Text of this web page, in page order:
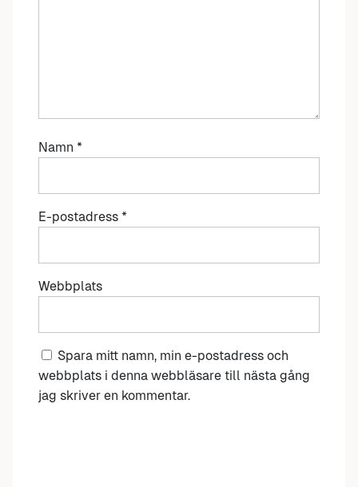
Namn *
E-postadress *
Webbplats
Spara mitt namn, min e-postadress och
webbplats i denna webbläsare till nästa gång
jag skriver en kommentar.